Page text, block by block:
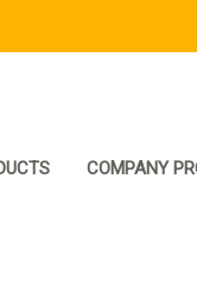
COMPANY